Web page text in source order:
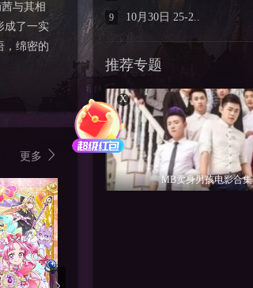
与其相
成了一实
，绵密的
更多
9 10月30日 25-2..
推荐专题
MB卖身男孩电影合集
X